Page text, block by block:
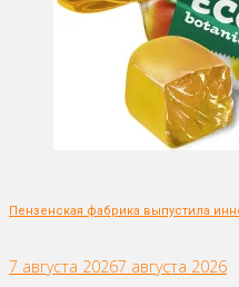
Пензенская фабрика выпустила
7 августа 20267 августа 2026